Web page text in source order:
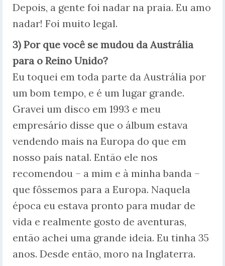
Depois, a gente foi nadar na praia. Eu amo
nadar! Foi muito legal.
3) Por que você se mudou da Austrália
para o Reino Unido?
Eu toquei em toda parte da Austrália por
um bom tempo, e é um lugar grande.
Gravei um disco em 1993 e meu
empresário disse que o álbum estava
vendendo mais na Europa do que em
nosso país natal. Então ele nos
recomendou – a mim e à minha banda –
que fôssemos para a Europa. Naquela
época eu estava pronto para mudar de
vida e realmente gosto de aventuras,
então achei uma grande ideia. Eu tinha 35
anos. Desde então, moro na Inglaterra.